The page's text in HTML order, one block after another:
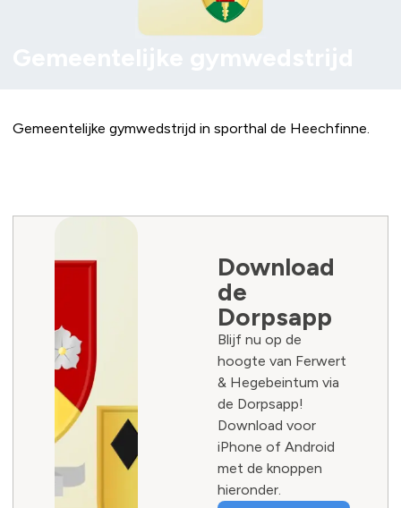
Gemeentelijke gymwedstrijd in sporthal de Heechfinne.
Download
de
Dorpsapp
Blijf nu op de
hoogte van Ferwert
& Hegebeintum via
de Dorpsapp!
Download voor
iPhone of Android
met de knoppen
hieronder.